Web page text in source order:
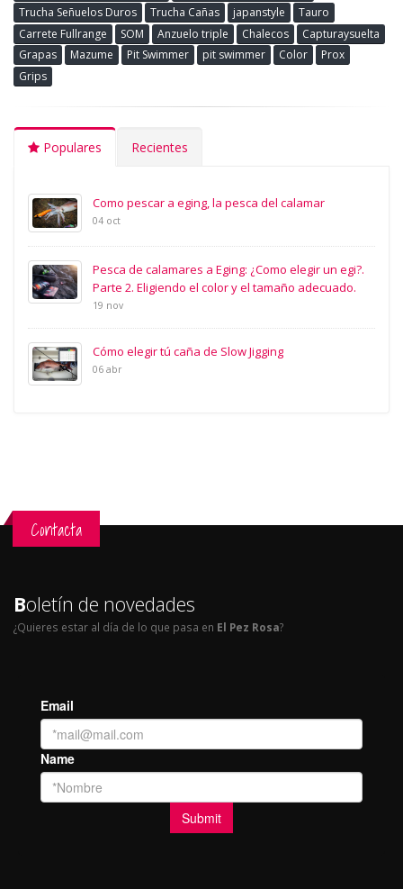
Trucha Señuelos Duros
Trucha Cañas japanstyle
Tauro
Carrete Fullrange
SOM Anzuelo triple Chalecos
Capturaysuelta
Grapas
Mazume Pit Swimmer pit swimmer Color
Prox
Grips
Populares Recientes
Como pescar a eging, la pesca del calamar
04 oct
Pesca de calamares a Eging: ¿Como elegir un egi?.
Parte 2. Eligiendo el color y el tamaño adecuado.
19 nov
Cómo elegir tú caña de Slow Jigging
06 abr
Contacta
Boletín de novedades
¿Quieres estar al día de lo que pasa en El Pez Rosa?